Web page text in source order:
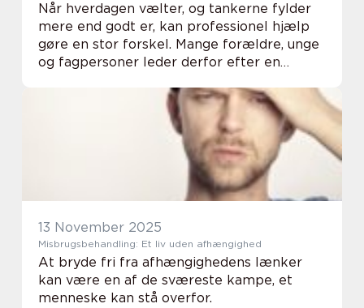
Når hverdagen vælter, og tankerne fylder
mere end godt er, kan professionel hjælp
gøre en stor forskel. Mange forældre, unge
og fagpersoner leder derfor efter en
med børn og unge, og som kan skabe et
13 November 2025
Misbrugsbehandling: Et liv uden afhængighed
At bryde fri fra afhængighedens lænker
kan være en af de sværeste kampe, et
menneske kan stå overfor.